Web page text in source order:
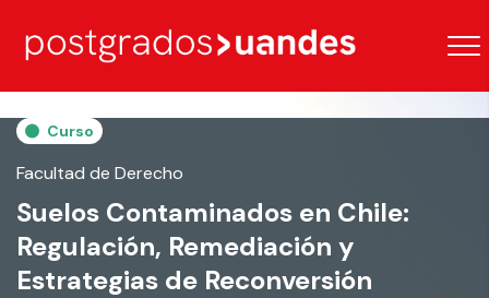
Curso
Facultad de Derecho
Suelos Contaminados en Chile:
Regulación, Remediación y
Estrategias de Reconversión